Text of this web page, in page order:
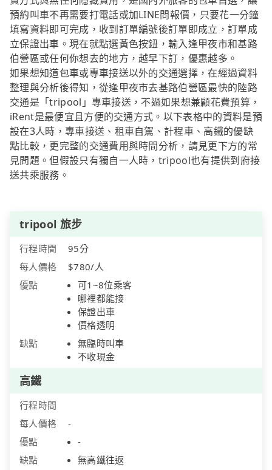
預約叫車不再需要打電話或加LINE問報價，只要花一分鐘
填寫資料即可完成，收到訂單編號後訂單即成立，訂單成
立保證出車。現在就點選黃色按鈕，輸入逢甲夜市和基路
伯營區或任何你想去的地方，越早下訂，優惠越多。
如果想知道包車或專車接送以外的交通選擇，在經過資料
整理與分析後得知，從逢甲夜市去基路伯營區最快的陸路
交通是「tripool」專車接送，不過如果想兼顧花費預算，
iRent是最便宜且方便的交通方式。以下表格中的資料是預
設在3人時，專車接送、租車自駕、計程車、高鐵的優缺
點比較，更完整的交通費用與時間分析，請見更下方的常
見問題。但假設只有獨自一人時，tripool也有提供到府接
送共乘服務。
tripool 旅步
行程時間
95分
每人價格
$780/人
優點
可1~8位乘客
哪裡都能接
保證出車
價格透明
缺點
無臨時叫車
不收現金
高鐵
行程時間
每人價格
-
優點
-
缺點
無高鐵往返